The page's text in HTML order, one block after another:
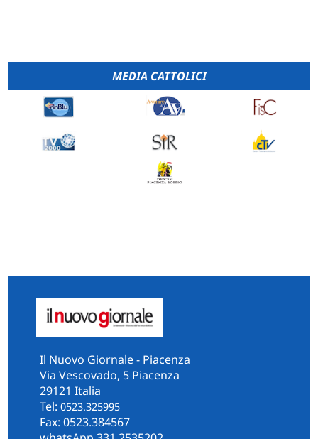
MEDIA CATTOLICI
Il Nuovo Giornale - Piacenza
Via Vescovado, 5 Piacenza
29121 Italia
Tel: 0523.325995
Fax: 0523.384567